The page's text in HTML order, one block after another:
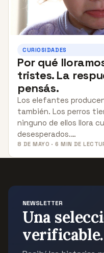
CURIOSIDADES
Por qué
tristes. La
pensás.
Los elefantes
también. Los perros
ninguno de ellos llora
desesperados.…
8 DE MAYO · 6 MIN DE
NEWSLETTER
Una
verificable.